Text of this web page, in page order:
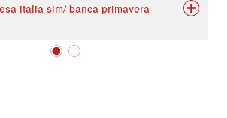
italia sim/ banca primavera